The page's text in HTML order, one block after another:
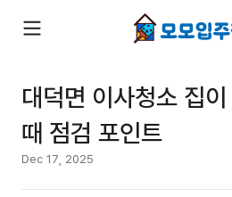
대덕면 이사청소 집
때 점검 포인트
Dec 17, 2025